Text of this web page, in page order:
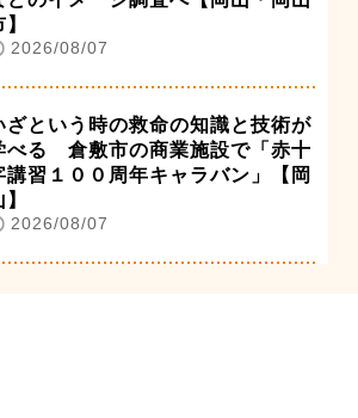
2026/08/07
ざという時の救命の知識と技術が
べる 倉敷市の商業施設で「赤十
講習１００周年キャラバン」【岡
2026/08/07